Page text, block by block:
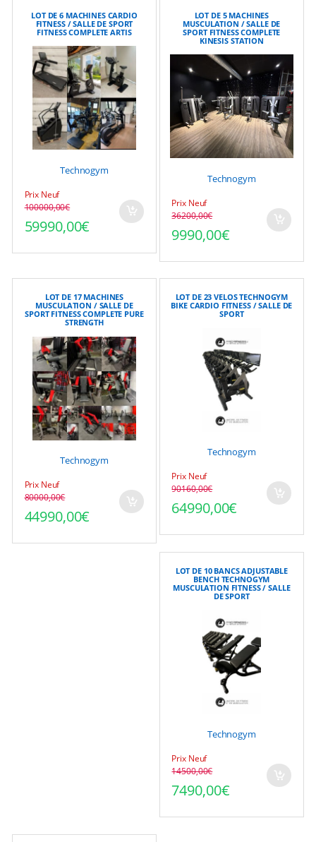
LOT DE 6 MACHINES CARDIO
FITNESS / SALLE DE SPORT
FITNESS COMPLETE ARTIS
Technogym
Prix Neuf
100000,00€
Le prix initial était : 100000,00€.
59990,00€
Le prix actuel est : 59990,00€.
LOT DE 5 MACHINES
MUSCULATION / SALLE DE
SPORT FITNESS COMPLETE
KINESIS STATION
Technogym
Prix Neuf
36200,00€
Le prix initial était :
9990,00€
Le prix actuel est :
LOT DE 17 MACHINES
MUSCULATION / SALLE DE
SPORT FITNESS COMPLETE PURE
STRENGTH
Technogym
Prix Neuf
80000,00€
Le prix initial était : 80000,00€.
44990,00€
Le prix actuel est : 44990,00€.
LOT DE 23 VELOS TECHNOGYM
BIKE CARDIO FITNESS / SALLE DE
SPORT
Technogym
Prix Neuf
90160,00€
Le prix initial était :
64990,00€
Le prix actuel est :
LOT DE 10 BANCS ADJUSTABLE
BENCH TECHNOGYM
MUSCULATION FITNESS / SALLE
DE SPORT
Technogym
Prix Neuf
14500,00€
Le prix initial était :
7490,00€
Le prix actuel est :